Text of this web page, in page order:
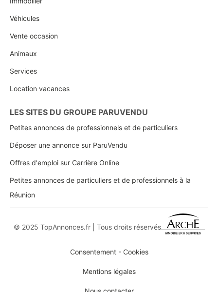
Véhicules
Vente occasion
Animaux
Services
Location vacances
LES SITES DU GROUPE PARUVENDU
Petites annonces de professionnels et de particuliers
Déposer une annonce sur ParuVendu
Offres d'emploi sur Carrière Online
Petites annonces de particuliers et de professionnels à la
Réunion
© 2025 TopAnnonces.fr | Tous droits réservés
Consentement - Cookies
Mentions légales